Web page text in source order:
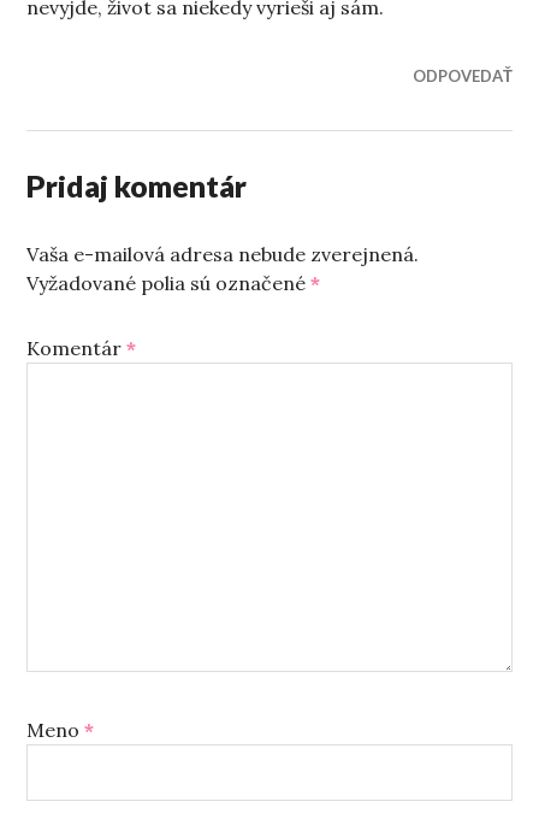
nevyjde, život sa niekedy vyrieši aj sám.
ODPOVEDAŤ
Pridaj komentár
Vaša e-mailová adresa nebude zverejnená.
Vyžadované polia sú označené*
Komentár*
Meno*